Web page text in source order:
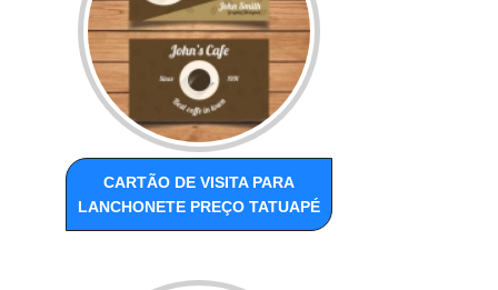
CARTÃO DE VISITA PARA
LANCHONETE PREÇO TATUAPÉ